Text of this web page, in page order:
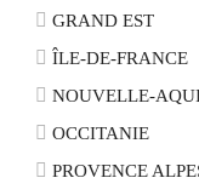
GRAND EST
ÎLE-DE-FRANCE
NOUVELLE-
OCCITANIE
PROVENCE